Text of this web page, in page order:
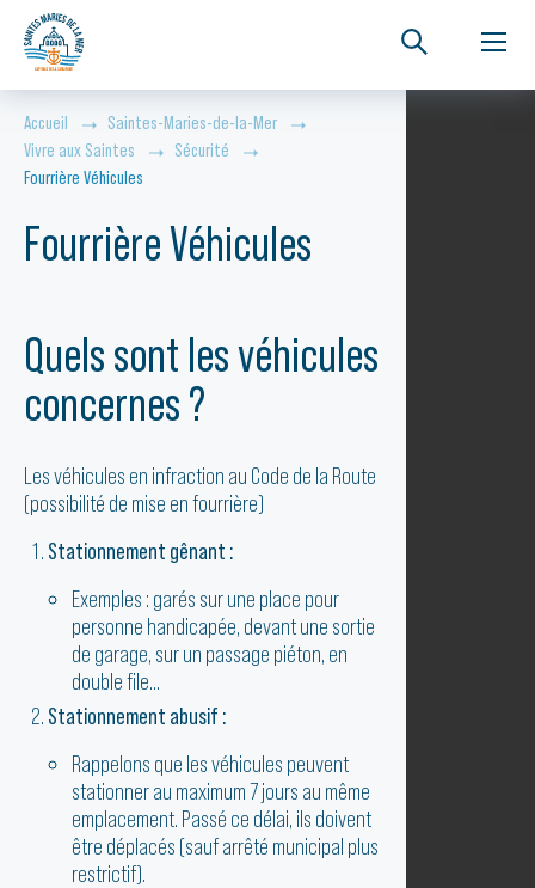
Accueil
Saintes-Maries-de-la-Mer
Vivre aux Saintes
Sécurité
Fourrière Véhicules
Fourrière Véhicules
Quels sont les véhicules
concernes ?
Les véhicules en infraction au Code de la Route
(possibilité de mise en fourrière)
Stationnement gênant :
Exemples : garés sur une place pour
personne handicapée, devant une sortie
de garage, sur un passage piéton, en
double file...
Stationnement abusif :
Rappelons que les véhicules peuvent
stationner au maximum 7 jours au même
emplacement. Passé ce délai, ils doivent
être déplacés (sauf arrêté municipal plus
restrictif).